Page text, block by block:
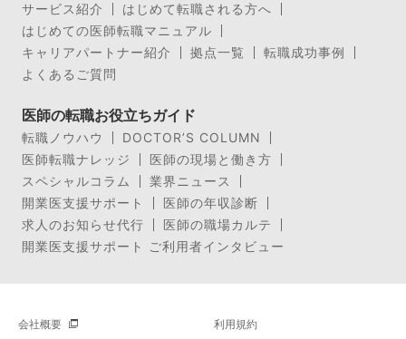
サービス紹介
はじめて転職される方へ
はじめての医師転職マニュアル
キャリアパートナー紹介
拠点一覧
転職成功事例
よくあるご質問
医師の転職お役立ちガイド
転職ノウハウ
DOCTOR’S COLUMN
医師転職ナレッジ
医師の現場と働き方
スペシャルコラム
業界ニュース
開業医支援サポート
医師の年収診断
求人のお知らせ代行
医師の職場カルテ
開業医支援サポート ご利用者インタビュー
会社概要 利用規約